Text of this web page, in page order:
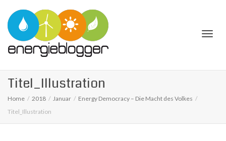
Titel_Illustration
Home 2018 Januar
Energy Democracy – Die Macht des Volkes
Titel_Illustration